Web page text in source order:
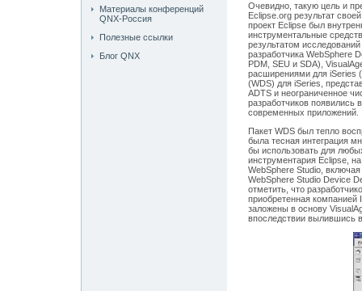
Материалы конференций
QNX-Россия
Полезные ссылки
Блог QNX
Очевидно, такую цель и
Eclipse.org результат
проект Eclipse был
инструментальные
результатом
разработчика WebSphere
PDM, SEU и SDA),
расширениями для iSeries
(WDS) для iSeries,
ADTS и неограниченное
разработчиков появились
современных приложений.
Пакет WDS был тепло
была тесная интеграция
бы использовать для
инструментария Eclipse,
WebSphere Studio,
WebSphere Studio Device
отметить, что
приобретенная компанией
заложены в основу
впоследствии вылившись